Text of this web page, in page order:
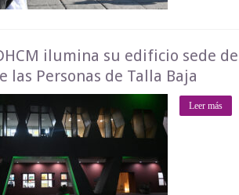
ilumina su edificio sede
las Personas de Talla Baja
Leer más